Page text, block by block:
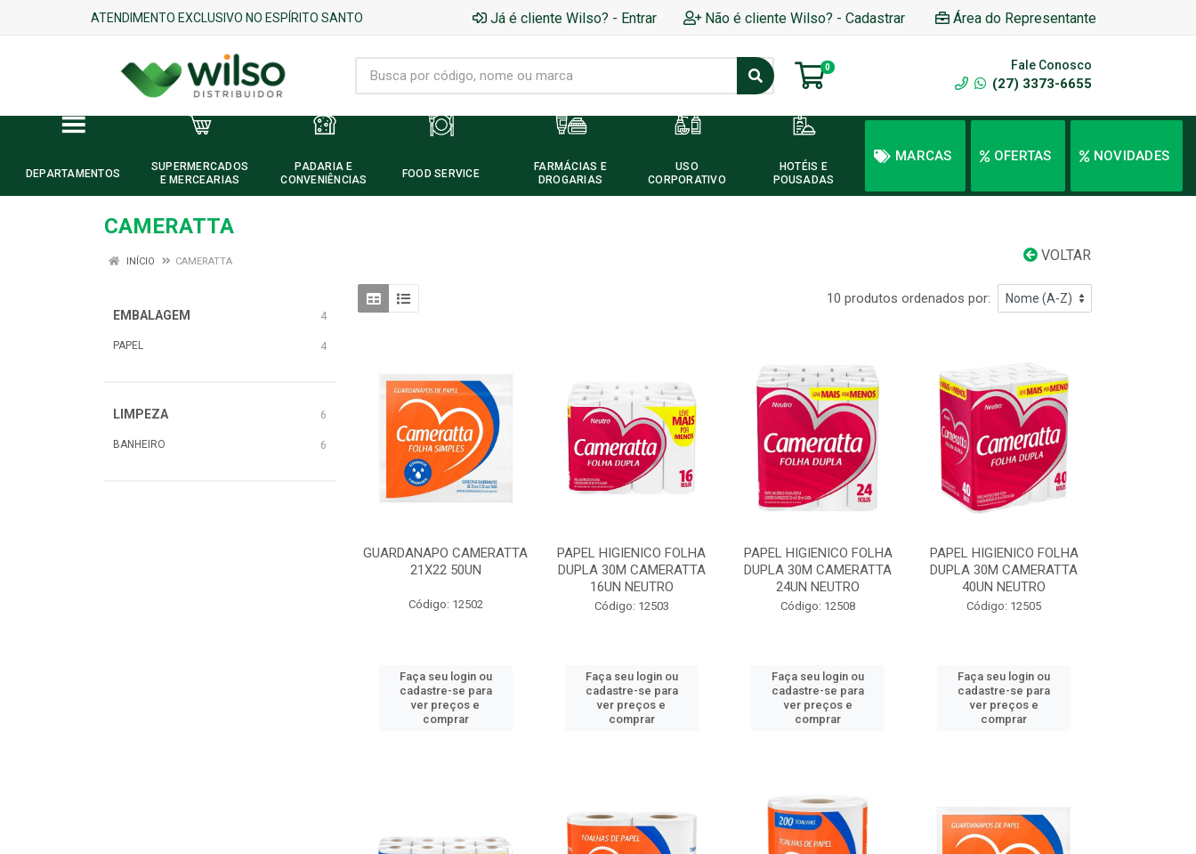
ATENDIMENTO EXCLUSIVO NO ESPÍRITO SANTO Já é cliente Wilso? - Entrar Não é cliente Wilso? - Cadastrar Área do Representante
0 Fale Conosco
(27) 3373-6655
DEPARTAMENTOS
SUPERMERCADOS
E MERCEARIAS
PADARIA E
CONVENIÊNCIAS
FOOD SERVICE
FARMÁCIAS E
DROGARIAS
USO
CORPORATIVO
HOTÉIS E
POUSADAS
MARCAS OFERTAS NOVIDADES
CAMERATTA
VOLTAR
INÍCIO CAMERATTA
EMBALAGEM 4
PAPEL 4
LIMPEZA 6
BANHEIRO 6
10 produtos ordenados por:
GUARDANAPO CAMERATTA
21X22 50UN
Código: 12502
Faça seu login ou
cadastre-se para
ver preços e
comprar
PAPEL HIGIENICO FOLHA
DUPLA 30M CAMERATTA
16UN NEUTRO
Código: 12503
Faça seu login ou
cadastre-se para
ver preços e
comprar
PAPEL HIGIENICO FOLHA
DUPLA 30M CAMERATTA
24UN NEUTRO
Código: 12508
Faça seu login ou
cadastre-se para
ver preços e
comprar
PAPEL HIGIENICO FOLHA
DUPLA 30M CAMERATTA
40UN NEUTRO
Código: 12505
Faça seu login ou
cadastre-se para
ver preços e
comprar